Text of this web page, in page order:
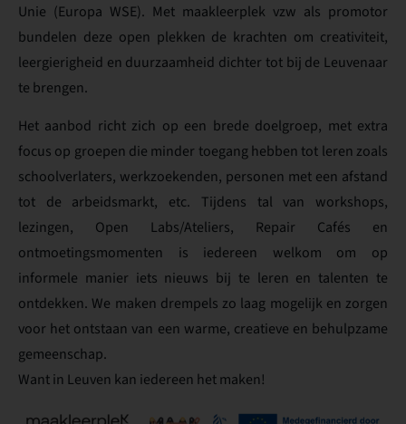
Unie (Europa WSE). Met maakleerplek vzw als promotor
bundelen deze open plekken de krachten om creativiteit,
leergierigheid en duurzaamheid dichter tot bij de Leuvenaar
te brengen.
Het aanbod richt zich op een brede doelgroep, met extra
focus op groepen die minder toegang hebben tot leren zoals
schoolverlaters, werkzoekenden, personen met een afstand
tot de arbeidsmarkt, etc. Tijdens tal van workshops,
lezingen, Open Labs/Ateliers, Repair Cafés en
ontmoetingsmomenten is iedereen welkom om op
informele manier iets nieuws bij te leren en talenten te
ontdekken. We maken drempels zo laag mogelijk en zorgen
voor het ontstaan van een warme, creatieve en behulpzame
gemeenschap.
Want in Leuven kan iedereen het maken!